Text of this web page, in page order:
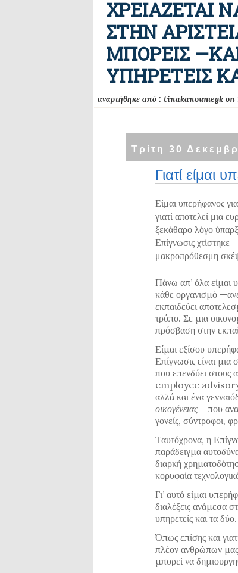
ΧΡΕΙΑΖΕΤΑΙ
ΣΤΗΝ
ΜΠΟΡΕΙΣ
ΥΠΗΡΕΤΕΙΣ
αναρτήθηκε από : tinakanoumegk on
Τρίτη 30
Γιατί είμαι
Είμαι υπερήφανος
γιατί αποτελεί μια
ξεκάθαρο λόγο
Επίγνωσις χτίστηκε
μακροπρόθεσμη
Πάνω απ’ όλα είμαι
κάθε οργανισμό
εκπαιδεύει
τρόπο. Σε μια
πρόσβαση στην
Είμαι εξίσου
Επίγνωσις είναι μια
που επενδύει
employee advisory
αλλά και ένα
οικογένειας - που
γονείς, σύντροφοι,
Ταυτόχρονα, η
παράδειγμα
διαρκή
κορυφαία
Γι’ αυτό είμαι
διαλέξεις ανάμεσα
υπηρετείς και τα δύο.
Όπως επίσης και
πλέον ανθρώπων μας
μπορεί να